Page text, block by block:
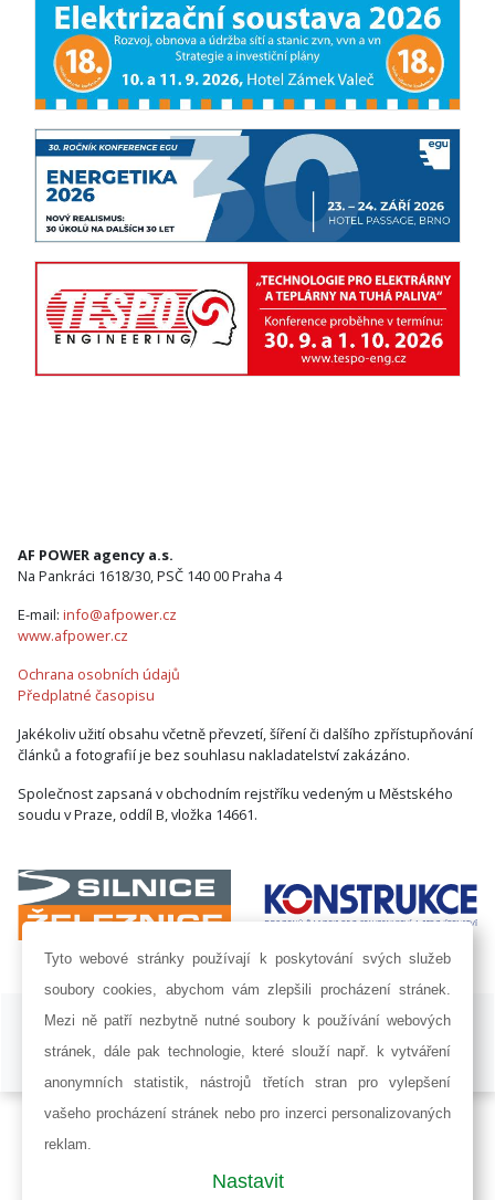
AF POWER agency a.s.
Na Pankráci 1618/30, PSČ 140 00 Praha 4
E-mail: info@afpower.cz
www.afpower.cz
Ochrana osobních údajů
Předplatné časopisu
Jakékoliv užití obsahu včetně převzetí, šíření či dalšího zpřístupňování
článků a fotografií je bez souhlasu nakladatelství zakázáno.
Společnost zapsaná v obchodním rejstříku vedeným u Městského
soudu v Praze, oddíl B, vložka 14661.
ISSN 1802-8535 © 2009 - 2026 AF POWER agency a.s. |
Nastavení
Developed by:
Railsformers s.r.o.
Tyto webové stránky používají k poskytování svých služeb
soubory cookies, abychom vám zlepšili procházení stránek.
Mezi ně patří nezbytně nutné soubory k používání webových
stránek, dále pak technologie, které slouží např. k vytváření
anonymních statistik, nástrojů třetích stran pro vylepšení
vašeho procházení stránek nebo pro inzerci personalizovaných
reklam.
Nastavit